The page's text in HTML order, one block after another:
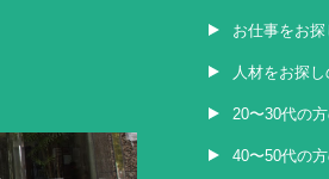
お仕事をお
人材をお探
20〜30代の
40〜50代の